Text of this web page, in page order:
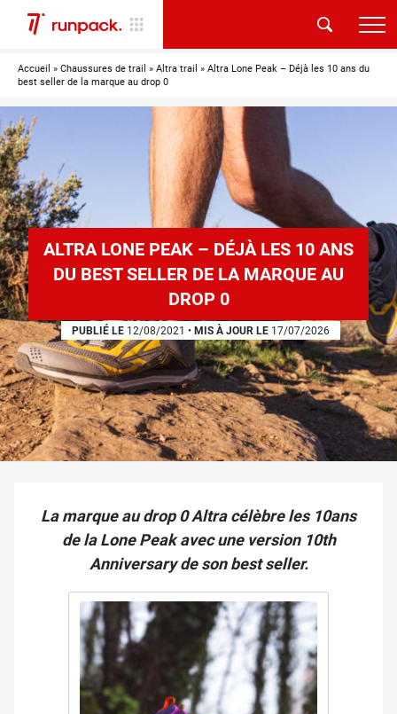
Accueil » Chaussures de trail » Altra trail » Altra Lone Peak – Déjà les 10 ans du
best seller de la marque au drop 0
ALTRA LONE PEAK – DÉJÀ LES 10 ANS
DU BEST SELLER DE LA MARQUE AU
DROP 0
PUBLIÉ LE 12/08/2021 • MIS À JOUR LE 17/07/2026
La marque au drop 0 Altra célèbre les 10ans
de la Lone Peak avec une version 10th
Anniversary de son best seller.